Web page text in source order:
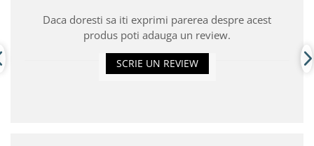
Daca doresti sa iti exprimi parerea despre acest
produs poti adauga un review.
SCRIE UN REVIEW